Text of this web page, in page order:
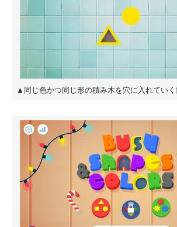
▲同じ色かつ同じ形の積み木を穴に入れていく